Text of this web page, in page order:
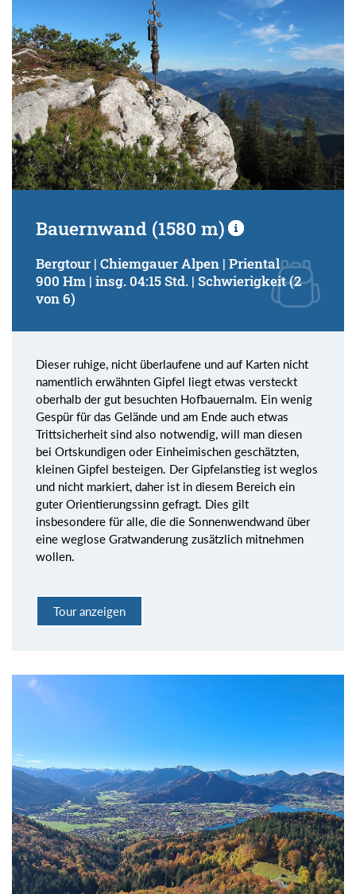
Bauernwand (1580 m)
Bergtour | Chiemgauer Alpen | Priental
900 Hm | insg. 04:15 Std. | Schwierigkeit (2
von 6)
Dieser ruhige, nicht überlaufene und auf Karten nicht
namentlich erwähnten Gipfel liegt etwas versteckt
oberhalb der gut besuchten Hofbauernalm. Ein wenig
Gespür für das Gelände und am Ende auch etwas
Trittsicherheit sind also notwendig, will man diesen
bei Ortskundigen oder Einheimischen geschätzten,
kleinen Gipfel besteigen. Der Gipfelanstieg ist weglos
und nicht markiert, daher ist in diesem Bereich ein
guter Orientierungssinn gefragt. Dies gilt
insbesondere für alle, die die Sonnenwendwand über
eine weglose Gratwanderung zusätzlich mitnehmen
wollen.
Tour anzeigen